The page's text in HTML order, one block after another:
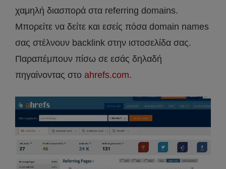
χαμηλή διασπορά στα referring domains.
Μπορείτε να δείτε και εσείς πόσα domain names
σας στέλνουν backlink στην ιστοσελίδα σας.
Παραπέμπουν πίσω σε εσάς δηλαδή
πηγαίνοντας στο ahrefs.com.